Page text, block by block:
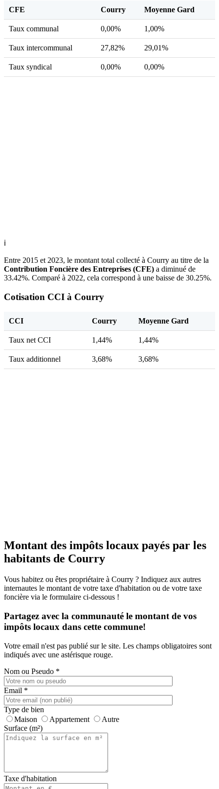
CFE Courry Moyenne Gard
Taux communal 0,00% 1,00%
Taux intercommunal 27,82% 29,01%
Taux syndical 0,00% 0,00%
ℹ
Entre 2015 et 2023, le montant total collecté à Courry au titre de la
Contribution Foncière des Entreprises (CFE) a diminué de
33.42%. Comparé à 2022, cela correspond à une baisse de 30.25%.
Cotisation CCI à Courry
CCI Courry Moyenne Gard
Taux net CCI 1,44% 1,44%
Taux additionnel 3,68% 3,68%
Montant des impôts locaux payés par les
habitants de Courry
Vous habitez ou êtes propriétaire à Courry ? Indiquez aux autres
internautes le montant de votre taxe d'habitation ou de votre taxe
foncière via le formulaire ci-dessous !
Partagez avec la communauté le montant de vos
impôts locaux dans cette commune!
Votre email n'est pas publié sur le site. Les champs obligatoires sont
indiqués avec une astérisque rouge.
Nom ou Pseudo *
Email *
Type de bien
Maison
Appartement
Autre
Surface (m²)
Taxe d'habitation